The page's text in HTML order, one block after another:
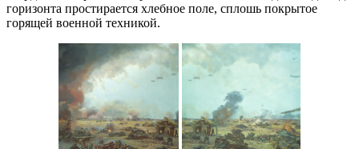
горизонта простирается хлебное поле, сплошь покрытое
горящей военной техникой.